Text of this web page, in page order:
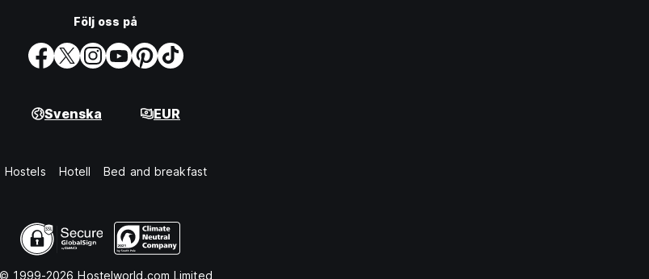
Följ oss på
Svenska EUR
Hostels Hotell Bed and breakfast
© 1999-2026 Hostelworld.com Limited